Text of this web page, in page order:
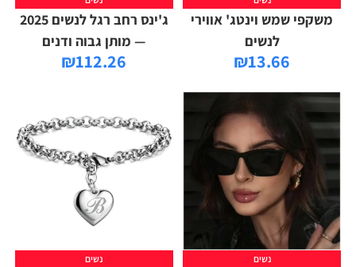
משקפי שמש וינטג' אווירי
לנשים
₪13.66
ג'ינס רחב רגל לנשים 2025
— מותן גבוה ודנים
₪112.26
נשים נשים